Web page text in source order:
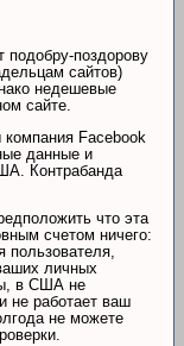
подобру-поздорову
сайтов)
недешевые
сайте.
компания Facebook
данные и
Контрабанда
что эта
счетом ничего:
пользователя,
личных
в США не
не работает ваш
не можете